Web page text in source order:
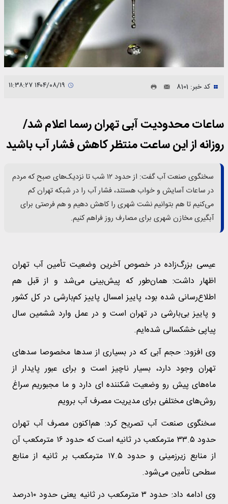
کد خبر: 8101
ساعات محدودیت آبی تهران رسما اعلام شد/
روزانه از این ساعت منتظر کاهش فشار آب باشید
سخنگوی صنعت آب گفت: از حدود ۱۲ شب تا نزدیک‌های صبح که مردم
در ساعات آسایش و خواب هستند، فشار آب را در شبکه تهران کم
می‌کنیم تا هم بتوانیم نشت شهری را کاهش دهیم و هم فرصتی برای
آبگیری مخازن شهری برای مصارف روز فراهم کنیم.
عیسی بزرگ‌زاده در خصوص آخرین وضعیت تأمین آب تهران
اظهار داشت: همان‌طور که پیش‌بینی می‌شد و از قبل هم
اطلاع‌رسانی شده بود، پاییز امسال پاییز کم‌بارشی در کل کشور
و پاییز بی‌بارشی در تهران است و در عمل وارد ششمین سال
پیاپی خشکسالی شده‌ایم.
وی افزود: حجم آبی که در بسیاری از سدها مخصوصا سدهای
تهران وجود دارد، بسیار ناچیز است و برای عبور پایدار از
ماه‌های پیش رو وضعیت شکننده ای دارد و ما مجبوریم سراغ
روش‌های مختلفی برای مدیریت مصرف‌ آب برویم
سخنگوی صنعت آب تصریح کرد: هم‌اکنون مصرف آب تهران
حدود ۳۳.۵ مترمکعب در ثانیه است که حدود ۱۶ مترمکعب آن
از منابع زیرزمینی و حدود ۱۷.۵ مترمکعب بر ثانیه از منابع
سطحی تأمین می‌شود.
وی ادامه داد: حدود ۳ مترمکعب در ثانیه یعنی حدود ۱۰درصد